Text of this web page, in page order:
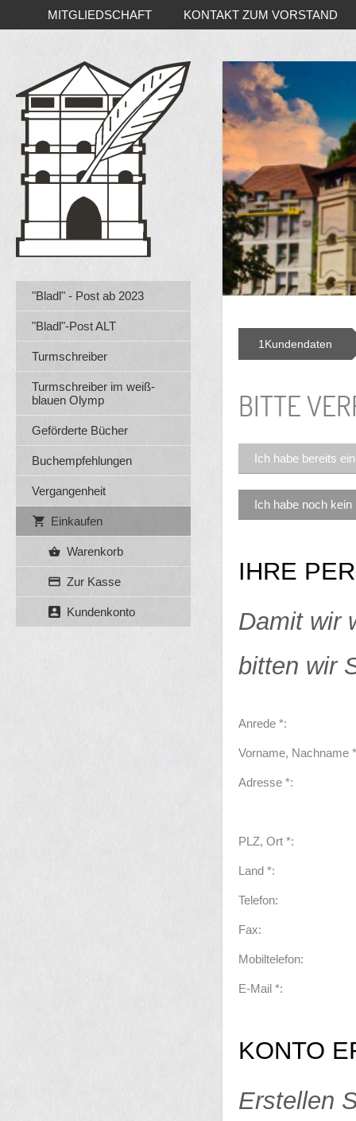
MITGLIEDSCHAFT KONTAKT ZUM VORSTAND
"Bladl" - Post ab 2023
"Bladl"-Post ALT
Turmschreiber
Turmschreiber im weiß-
blauen Olymp
Geförderte Bücher
Buchempfehlungen
Vergangenheit
Einkaufen
Warenkorb
Zur Kasse
Kundenkonto
1 Kundendaten
BITTE
Ich habe bereits
Ich habe noch kein
IHRE
Damit wir
bitten wir
Anrede *:
Vorname, Nachname
Adresse *:
PLZ, Ort *:
Land *:
Telefon:
Fax:
Mobiltelefon:
E-Mail *:
KONTO
Erstellen